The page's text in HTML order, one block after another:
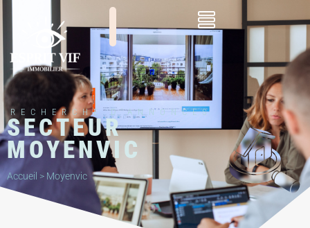
RECHERCHE D'ANNONCES
SECTEUR
MOYENVIC
Accueil > Moyenvic